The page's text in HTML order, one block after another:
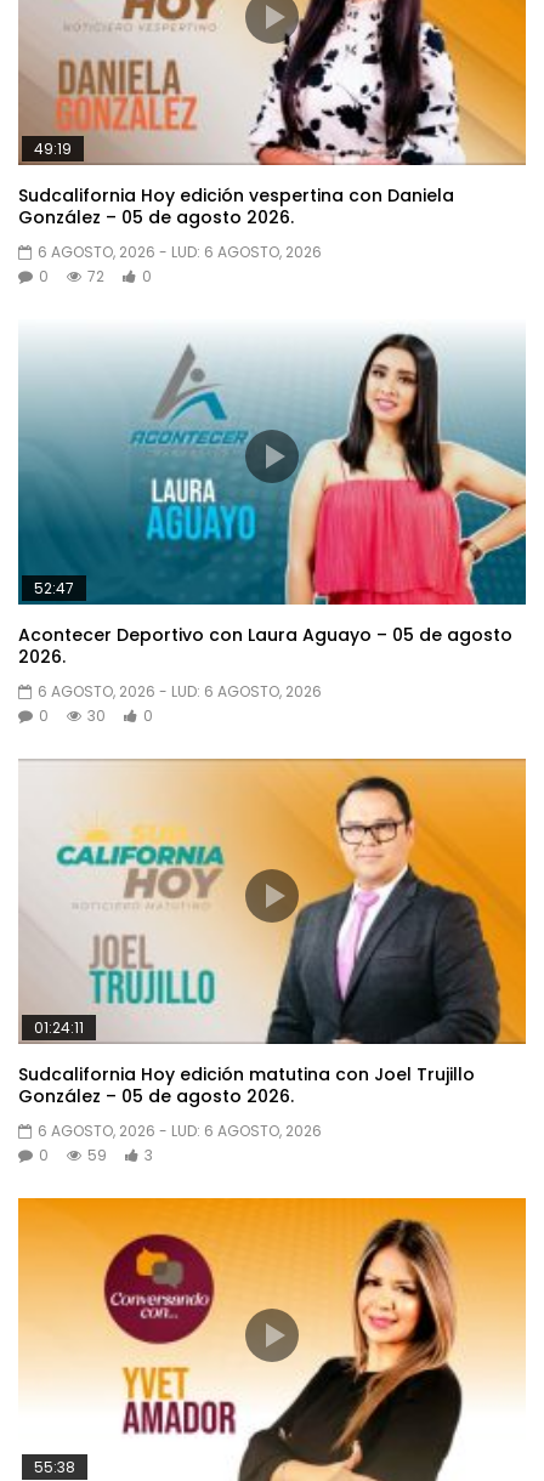
49:19
Sudcalifornia Hoy edición vespertina con Daniela
González – 05 de agosto 2026.
6 AGOSTO, 2026 - LUD: 6 AGOSTO, 2026
0
72 0
52:47
Acontecer Deportivo con Laura Aguayo – 05 de agosto
2026.
6 AGOSTO, 2026 - LUD: 6 AGOSTO, 2026
0
30 0
01:24:11
Sudcalifornia Hoy edición matutina con Joel Trujillo
González – 05 de agosto 2026.
6 AGOSTO, 2026 - LUD: 6 AGOSTO, 2026
0
59 3
55:38